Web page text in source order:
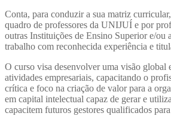
Conta, para conduzir a sua matriz
quadro de professores da UNIJUÍ e por
outras Instituições de Ensino Superior e/ou
trabalho com reconhecida experiência e
O curso visa desenvolver uma visão global
atividades empresariais, capacitando o
crítica e foco na criação de valor para a
em capital intelectual capaz de gerar e
capacitem futuros gestores qualificados